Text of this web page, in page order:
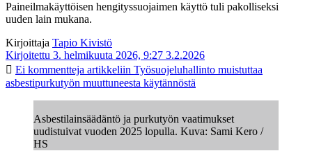
Paineilmakäyttöisen hengityssuojaimen käyttö tuli pakolliseksi
uuden lain mukana.
Kirjoittaja Tapio Kivistö
Kirjoitettu 3. helmikuuta 2026, 9:27 3.2.2026
Ei kommentteja artikkeliin Työsuojeluhallinto muistuttaa
asbestipurkutyön muuttuneesta käytännöstä
Asbestilainsäädäntö ja purkutyön vaatimukset
uudistuivat vuoden 2025 lopulla. Kuva: Sami Kero /
HS